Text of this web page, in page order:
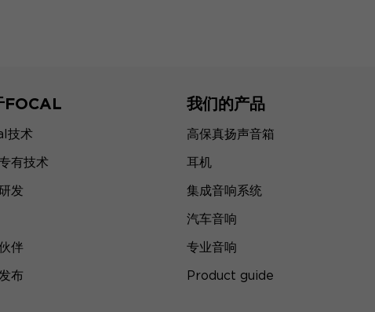
FOCAL
技术
有技术
发
伴
布
我们的产品
高保真扬声音箱
耳机
集成音响系统
汽车音响
专业音响
Product guide